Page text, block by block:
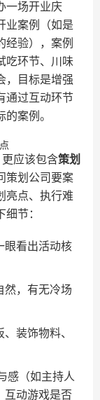
一场开业庆
业案例（如是
经验），案例
吃环节、川味
，目标是增强
通过互动环节
案例。
应该包含​​策划
策划公司要案
亮点、执行难
节：
眼看出活动核
然，有无冷场
装饰物料、
感（如主持人
互动游戏是否